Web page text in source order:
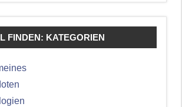
FINDEN: KATEGORIEN